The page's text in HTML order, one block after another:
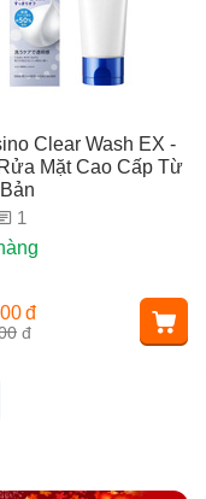
Clear Wash EX -
Mặt Cao Cấp Từ
1
đ
đ